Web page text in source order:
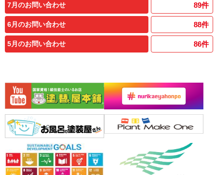
7月のお問い合わせ 89件
6月のお問い合わせ 88件
5月のお問い合わせ 86件